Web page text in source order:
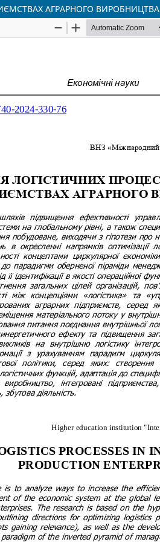
АГРАРНОГО ВИРОБНИЦТВА